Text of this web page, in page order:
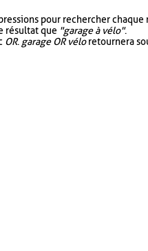
pour rechercher chaque
résultat que "garage à vélo".
OR. garage OR véloretournera